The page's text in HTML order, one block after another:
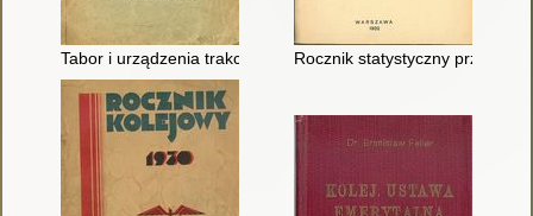
Tabor i urządzenia trakcyjne Parowych Kolei Żelaznych
Rocznik statystyczny